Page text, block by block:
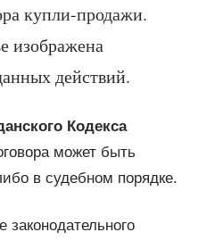
купли-продажи.
изображена
действий.
Кодекса
может быть
в судебном порядке.
законодательного